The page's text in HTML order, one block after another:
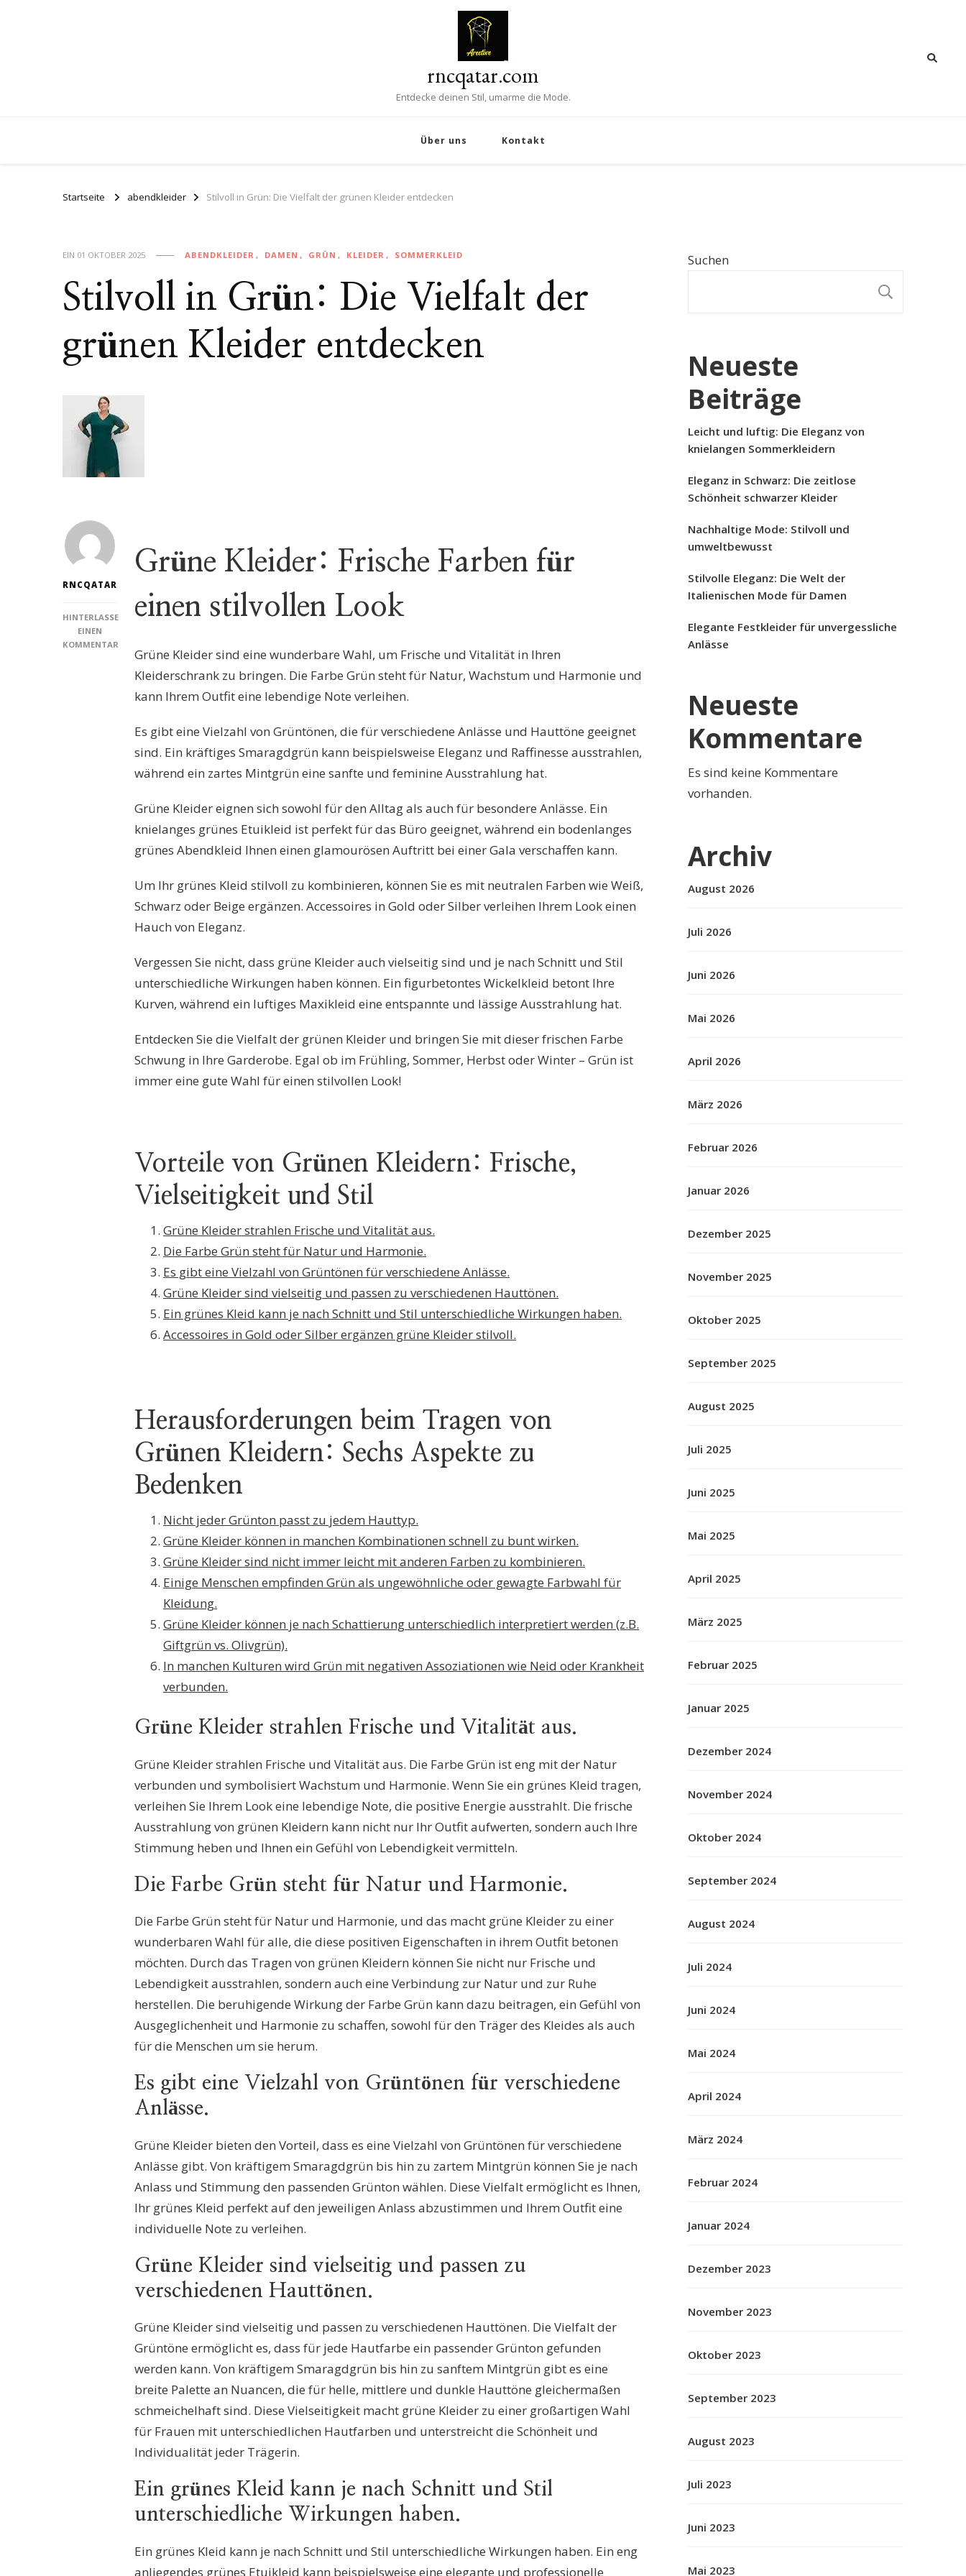
rncqatar.com
Entdecke deinen Stil, umarme die Mode.
Über uns Kontakt
Startseite abendkleider Stilvoll in Grün: Die Vielfalt der grünen Kleider entdecken
EIN 01 OKTOBER 2025 ABENDKLEIDER DAMEN GRÜN KLEIDER SOMMERKLEID
Stilvoll in Grün: Die Vielfalt der
grünen Kleider entdecken
RNCQATAR
HINTERLASSE
EINEN
KOMMENTAR
ENTDECKEN
Grüne Kleider: Frische Farben für
einen stilvollen Look
Grüne Kleider sind eine wunderbare Wahl, um Frische und Vitalität in Ihren
Kleiderschrank zu bringen. Die Farbe Grün steht für Natur, Wachstum und Harmonie und
kann Ihrem Outfit eine lebendige Note verleihen.
Es gibt eine Vielzahl von Grüntönen, die für verschiedene Anlässe und Hauttöne geeignet
sind. Ein kräftiges Smaragdgrün kann beispielsweise Eleganz und Raffinesse ausstrahlen,
während ein zartes Mintgrün eine sanfte und feminine Ausstrahlung hat.
Grüne Kleider eignen sich sowohl für den Alltag als auch für besondere Anlässe. Ein
knielanges grünes Etuikleid ist perfekt für das Büro geeignet, während ein bodenlanges
grünes Abendkleid Ihnen einen glamourösen Auftritt bei einer Gala verschaffen kann.
Um Ihr grünes Kleid stilvoll zu kombinieren, können Sie es mit neutralen Farben wie Weiß,
Schwarz oder Beige ergänzen. Accessoires in Gold oder Silber verleihen Ihrem Look einen
Hauch von Eleganz.
Vergessen Sie nicht, dass grüne Kleider auch vielseitig sind und je nach Schnitt und Stil
unterschiedliche Wirkungen haben können. Ein figurbetontes Wickelkleid betont Ihre
Kurven, während ein luftiges Maxikleid eine entspannte und lässige Ausstrahlung hat.
Entdecken Sie die Vielfalt der grünen Kleider und bringen Sie mit dieser frischen Farbe
Schwung in Ihre Garderobe. Egal ob im Frühling, Sommer, Herbst oder Winter – Grün ist
immer eine gute Wahl für einen stilvollen Look!
Vorteile von Grünen Kleidern: Frische,
Vielseitigkeit und Stil
Grüne Kleider strahlen Frische und Vitalität aus.
Die Farbe Grün steht für Natur und Harmonie.
Es gibt eine Vielzahl von Grüntönen für verschiedene Anlässe.
Grüne Kleider sind vielseitig und passen zu verschiedenen Hauttönen.
Ein grünes Kleid kann je nach Schnitt und Stil unterschiedliche Wirkungen haben.
Accessoires in Gold oder Silber ergänzen grüne Kleider stilvoll.
Herausforderungen beim Tragen von
Grünen Kleidern: Sechs Aspekte zu
Bedenken
Nicht jeder Grünton passt zu jedem Hauttyp.
Grüne Kleider können in manchen Kombinationen schnell zu bunt wirken.
Grüne Kleider sind nicht immer leicht mit anderen Farben zu kombinieren.
Einige Menschen empfinden Grün als ungewöhnliche oder gewagte Farbwahl für
Kleidung.
Grüne Kleider können je nach Schattierung unterschiedlich interpretiert werden (z.B.
Giftgrün vs. Olivgrün).
In manchen Kulturen wird Grün mit negativen Assoziationen wie Neid oder Krankheit
verbunden.
Grüne Kleider strahlen Frische und Vitalität aus.
Grüne Kleider strahlen Frische und Vitalität aus. Die Farbe Grün ist eng mit der Natur
verbunden und symbolisiert Wachstum und Harmonie. Wenn Sie ein grünes Kleid tragen,
verleihen Sie Ihrem Look eine lebendige Note, die positive Energie ausstrahlt. Die frische
Ausstrahlung von grünen Kleidern kann nicht nur Ihr Outfit aufwerten, sondern auch Ihre
Stimmung heben und Ihnen ein Gefühl von Lebendigkeit vermitteln.
Die Farbe Grün steht für Natur und Harmonie.
Die Farbe Grün steht für Natur und Harmonie, und das macht grüne Kleider zu einer
wunderbaren Wahl für alle, die diese positiven Eigenschaften in ihrem Outfit betonen
möchten. Durch das Tragen von grünen Kleidern können Sie nicht nur Frische und
Lebendigkeit ausstrahlen, sondern auch eine Verbindung zur Natur und zur Ruhe
herstellen. Die beruhigende Wirkung der Farbe Grün kann dazu beitragen, ein Gefühl von
Ausgeglichenheit und Harmonie zu schaffen, sowohl für den Träger des Kleides als auch
für die Menschen um sie herum.
Es gibt eine Vielzahl von Grüntönen für verschiedene
Anlässe.
Grüne Kleider bieten den Vorteil, dass es eine Vielzahl von Grüntönen für verschiedene
Anlässe gibt. Von kräftigem Smaragdgrün bis hin zu zartem Mintgrün können Sie je nach
Anlass und Stimmung den passenden Grünton wählen. Diese Vielfalt ermöglicht es Ihnen,
Ihr grünes Kleid perfekt auf den jeweiligen Anlass abzustimmen und Ihrem Outfit eine
individuelle Note zu verleihen.
Grüne Kleider sind vielseitig und passen zu
verschiedenen Hauttönen.
Grüne Kleider sind vielseitig und passen zu verschiedenen Hauttönen. Die Vielfalt der
Grüntöne ermöglicht es, dass für jede Hautfarbe ein passender Grünton gefunden
werden kann. Von kräftigem Smaragdgrün bis hin zu sanftem Mintgrün gibt es eine
breite Palette an Nuancen, die für helle, mittlere und dunkle Hauttöne gleichermaßen
schmeichelhaft sind. Diese Vielseitigkeit macht grüne Kleider zu einer großartigen Wahl
für Frauen mit unterschiedlichen Hautfarben und unterstreicht die Schönheit und
Individualität jeder Trägerin.
Ein grünes Kleid kann je nach Schnitt und Stil
unterschiedliche Wirkungen haben.
Ein grünes Kleid kann je nach Schnitt und Stil unterschiedliche Wirkungen haben. Ein eng
anliegendes grünes Etuikleid kann beispielsweise eine elegante und professionelle
Suchen
Neueste
Beiträge
Leicht und luftig: Die Eleganz von
knielangen Sommerkleidern
Eleganz in Schwarz: Die zeitlose
Schönheit schwarzer Kleider
Nachhaltige Mode: Stilvoll und
umweltbewusst
Stilvolle Eleganz: Die Welt der
Italienischen Mode für Damen
Elegante Festkleider für unvergessliche
Anlässe
Neueste
Kommentare
Es sind keine Kommentare
vorhanden.
Archiv
August 2026
Juli 2026
Juni 2026
Mai 2026
April 2026
März 2026
Februar 2026
Januar 2026
Dezember 2025
November 2025
Oktober 2025
September 2025
August 2025
Juli 2025
Juni 2025
Mai 2025
April 2025
März 2025
Februar 2025
Januar 2025
Dezember 2024
November 2024
Oktober 2024
September 2024
August 2024
Juli 2024
Juni 2024
Mai 2024
April 2024
März 2024
Februar 2024
Januar 2024
Dezember 2023
November 2023
Oktober 2023
September 2023
August 2023
Juli 2023
Juni 2023
Mai 2023